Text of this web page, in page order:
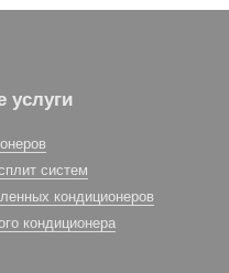
услуги
систем
кондиционеров
кондиционера